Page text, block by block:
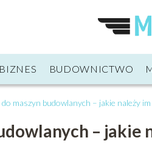
BIZNES BUDOWNICTWO
do maszyn budowlanych – jakie należy
– jakie